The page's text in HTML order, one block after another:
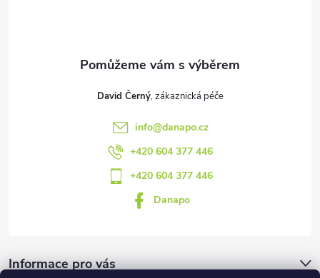
David Černý
info@danapo.cz
+420 604 377 446
+420 604 377 446
Danapo
Informace pro vás